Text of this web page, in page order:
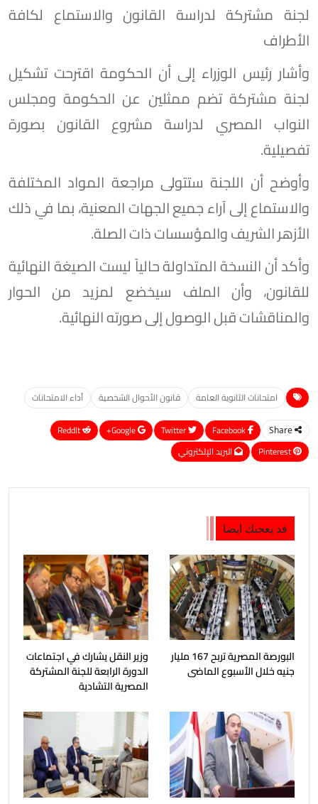
لجنة مشتركة لدراسة القانون والاستماع لكافة
الأطراف
وأشار رئيس الوزراء إلى أن الحكومة اقترحت تشكيل
لجنة مشتركة تضم ممثلين عن الحكومة ومجلس
النواب المصري لدراسة مشروع القانون بصورة
تفصيلية.
وأوضح أن اللجنة ستتولى مراجعة المواد المختلفة
والاستماع إلى آراء جميع الجهات المعنية، بما في ذلك
الأزهر الشريف والمؤسسات ذات الصلة.
وأكد أن النسخة المتداولة حالياً ليست الصيغة النهائية
للقانون، وأن الملف سيخضع لمزيد من الحوار
والمناقشات قبل الوصول إلى صورته النهائية.
امتحانات الثانوية العامة قانون الأحوال الشخصية أداء الامتحانات
Share
Google+
ReddIt
Pinterest
البريد الإلكتروني
قد يعجبك ايضا
البورصة المصرية تربح 167 مليار
جنيه خلال الأسبوع الماضى
وزير النقل يشارك في اجتماعات
الدورة الرابعة للجنة المشتركة
المصرية التشادية